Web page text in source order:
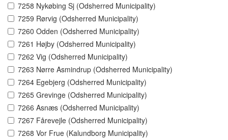
7258 Nykøbing Sj (Odsherred Municipality)
7259 Rørvig (Odsherred Municipality)
7260 Odden (Odsherred Municipality)
7261 Højby (Odsherred Municipality)
7262 Vig (Odsherred Municipality)
7263 Nørre Asmindrup (Odsherred Municipality)
7264 Egebjerg (Odsherred Municipality)
7265 Grevinge (Odsherred Municipality)
7266 Asnæs (Odsherred Municipality)
7267 Fårevejle (Odsherred Municipality)
7268 Vor Frue (Kalundborg Municipality)